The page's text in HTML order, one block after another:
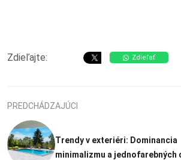
Zdieľajte: Zdieľať
PREDCHÁDZAJÚCI
Trendy v exteriéri: Dominancia
minimalizmu a jednofarebných